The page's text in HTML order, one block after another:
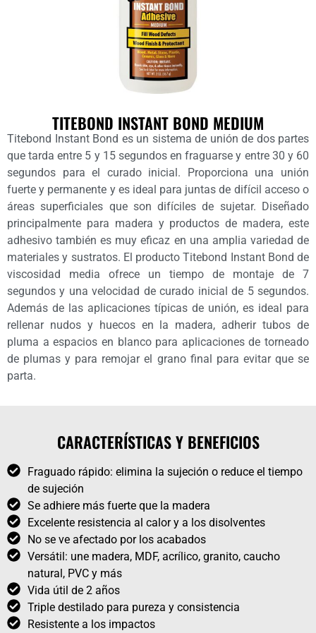
TITEBOND INSTANT BOND MEDIUM
Titebond Instant Bond es un sistema de unión de dos partes
que tarda entre 5 y 15 segundos en fraguarse y entre 30 y 60
segundos para el curado inicial. Proporciona una unión
fuerte y permanente y es ideal para juntas de difícil acceso o
áreas superficiales que son difíciles de sujetar. Diseñado
principalmente para madera y productos de madera, este
adhesivo también es muy eficaz en una amplia variedad de
materiales y sustratos. El producto Titebond Instant Bond de
viscosidad media ofrece un tiempo de montaje de 7
segundos y una velocidad de curado inicial de 5 segundos.
Además de las aplicaciones típicas de unión, es ideal para
rellenar nudos y huecos en la madera, adherir tubos de
pluma a espacios en blanco para aplicaciones de torneado
de plumas y para remojar el grano final para evitar que se
parta.
CARACTERÍSTICAS Y BENEFICIOS
Fraguado rápido: elimina la sujeción o reduce el tiempo
de sujeción
Se adhiere más fuerte que la madera
Excelente resistencia al calor y a los disolventes
No se ve afectado por los acabados
Versátil: une madera, MDF, acrílico, granito, caucho
natural, PVC y más
Vida útil de 2 años
Triple destilado para pureza y consistencia
Resistente a los impactos